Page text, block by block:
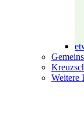
Weitere